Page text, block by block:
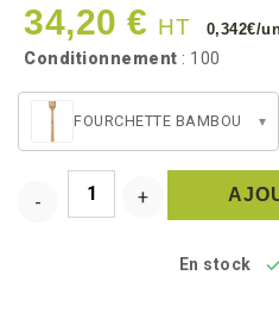
34,20 € HT 0,342€/
Conditionnement : 100
FOURCHETTE BAMBOU ▾
En stock